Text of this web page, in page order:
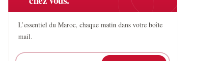
L’essentiel du Maroc, chaque matin dans votre boîte
mail.